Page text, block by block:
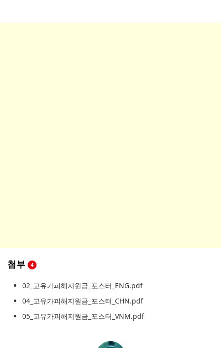
첨부 4
02_고유가피해지원금_포스터_ENG.pdf
04_고유가피해지원금_포스터_CHN.pdf
05_고유가피해지원금_포스터_VNM.pdf